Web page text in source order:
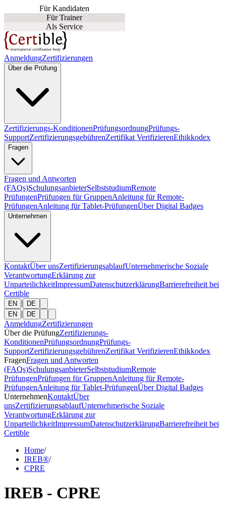
Für Kandidaten
Für Trainer
Als Service
AnmeldungZertifizierungen
Über die Prüfung
Zertifizierungs-KonditionenPrüfungsordnungPrüfungs-
SupportZertifizierungsgebührenZertifikat VerifizierenEthikkodex
Fragen
Fragen und Antworten
(FAQs)SchulungsanbieterSelbststudiumRemote
PrüfungenPrüfungen für GruppenAnleitung für Remote-
PrüfungenAnleitung für Tablet-PrüfungenÜber Digital Badges
Unternehmen
KontaktÜber unsZertifizierungsablaufUnternehmerische Soziale
VerantwortungErklärung zur
UnparteilichkeitImpressumDatenschutzerklärungBarrierefreiheit bei
Certible
EN |
DE
EN
| DE
AnmeldungZertifizierungen
Über die PrüfungZertifizierungs-
KonditionenPrüfungsordnungPrüfungs-
SupportZertifizierungsgebührenZertifikat VerifizierenEthikkodex
FragenFragen und Antworten
(FAQs)SchulungsanbieterSelbststudiumRemote
PrüfungenPrüfungen für GruppenAnleitung für Remote-
PrüfungenAnleitung für Tablet-PrüfungenÜber Digital Badges
UnternehmenKontaktÜber
unsZertifizierungsablaufUnternehmerische Soziale
VerantwortungErklärung zur
UnparteilichkeitImpressumDatenschutzerklärungBarrierefreiheit bei
Certible
Home/
IREB®/
CPRE
IREB - CPRE